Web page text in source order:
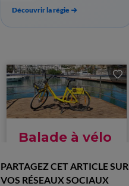
Découvrir la régie
PARTAGEZ CET ARTICLE SUR
VOS RÉSEAUX SOCIAUX